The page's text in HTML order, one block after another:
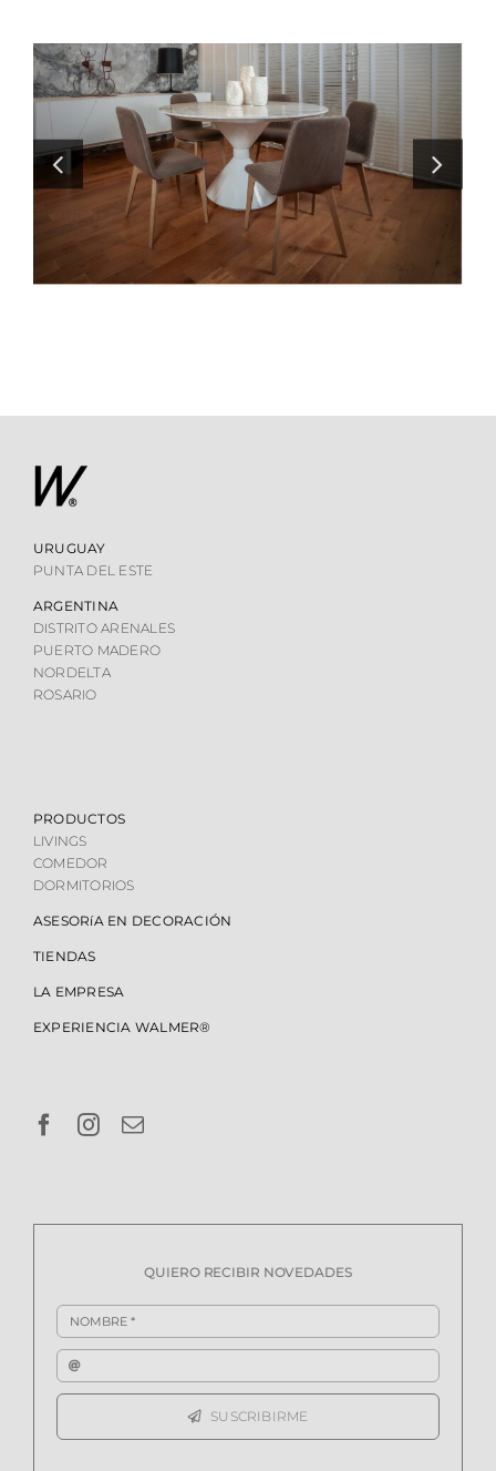
URUGUAY
PUNTA DEL ESTE
ARGENTINA
DISTRITO ARENALES
PUERTO MADERO
NORDELTA
ROSARIO
PRODUCTOS
LIVINGS
COMEDOR
DORMITORIOS
ASESORíA EN DECORACIÓN
TIENDAS
LA EMPRESA
EXPERIENCIA WALMER®
QUIERO RECIBIR NOVEDADES
SUSCRIBIRME